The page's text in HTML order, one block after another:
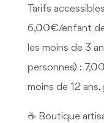
Tarifs
6,00€/enfant de
les moins de 3
personnes) :
moins de 12
☕ Boutique